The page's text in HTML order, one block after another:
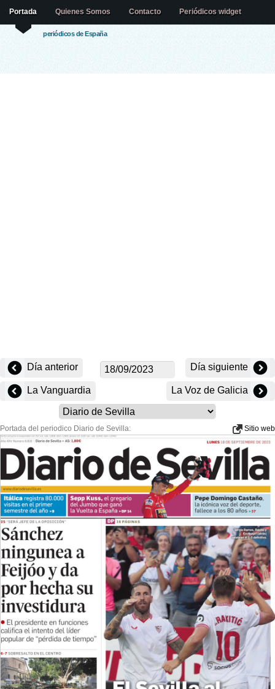
periódicos de España
Portada Quienes Somos Contacto Periódicos widget
Día anterior Día siguiente
La Vanguardia La Voz de Galicia
Portada del periodico Diario de Sevilla: Sitio web